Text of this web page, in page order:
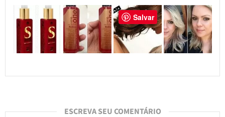
ESCREVA SEU COMENTÁRIO
Salvar